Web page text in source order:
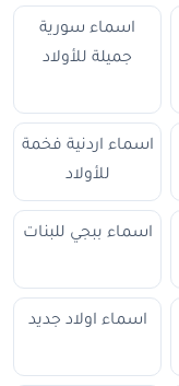
اسماء سورية
جميلة للأولاد
اسماء اردنية فخمة
للأولاد
اسماء ببجي للبنات
اسماء اولاد جديد